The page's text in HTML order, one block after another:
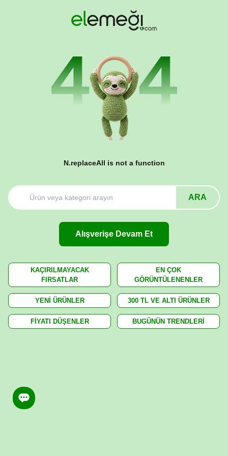
N.replaceAll is not a function
ARA
Alışverişe Devam Et
KAÇIRILMAYACAK
FIRSATLAR
EN ÇOK
GÖRÜNTÜLENENLER
YENİ ÜRÜNLER 300 TL VE ALTI ÜRÜNLER
FİYATI DÜŞENLER BUGÜNÜN TRENDLERİ